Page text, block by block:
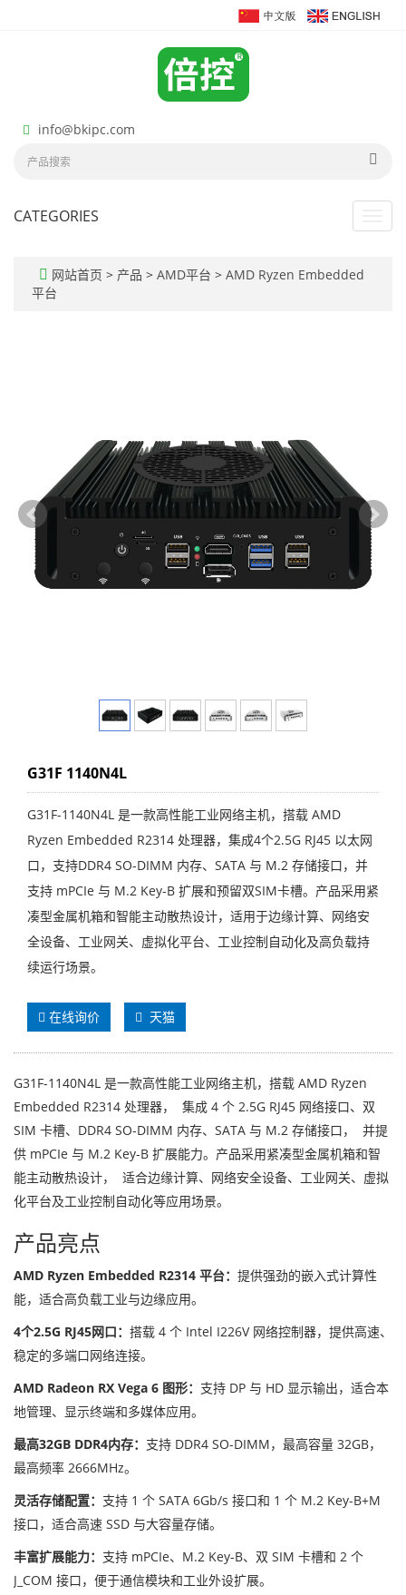
info@bkipc.com
CATEGORIES
网站首页 > 产品 > AMD平台 > AMD Ryzen Embedded
平台
G31F 1140N4L
G31F-1140N4L 是一款高性能工业网络主机，搭载 AMD
Ryzen Embedded R2314 处理器，集成4个2.5G RJ45 以太网
口，支持DDR4 SO-DIMM 内存、SATA 与 M.2 存储接口，并
支持 mPCIe 与 M.2 Key-B 扩展和预留双SIM卡槽。产品采用紧
凑型金属机箱和智能主动散热设计，适用于边缘计算、网络安
全设备、工业网关、虚拟化平台、工业控制自动化及高负载持
续运行场景。
在线询价 天猫
G31F-1140N4L 是一款高性能工业网络主机，搭载 AMD Ryzen
Embedded R2314 处理器， 集成 4 个 2.5G RJ45 网络接口、双
SIM 卡槽、DDR4 SO-DIMM 内存、SATA 与 M.2 存储接口， 并提
供 mPCIe 与 M.2 Key-B 扩展能力。产品采用紧凑型金属机箱和智
能主动散热设计， 适合边缘计算、网络安全设备、工业网关、虚拟
化平台及工业控制自动化等应用场景。
产品亮点
AMD Ryzen Embedded R2314 平台： 提供强劲的嵌入式计算性
能，适合高负载工业与边缘应用。
4个2.5G RJ45网口： 搭载 4 个 Intel I226V 网络控制器，提供高速、
稳定的多端口网络连接。
AMD Radeon RX Vega 6 图形： 支持 DP 与 HD 显示输出，适合本
地管理、显示终端和多媒体应用。
最高32GB DDR4内存： 支持 DDR4 SO-DIMM，最高容量 32GB，
最高频率 2666MHz。
灵活存储配置： 支持 1 个 SATA 6Gb/s 接口和 1 个 M.2 Key-B+M
接口，适合高速 SSD 与大容量存储。
丰富扩展能力： 支持 mPCIe、M.2 Key-B、双 SIM 卡槽和 2 个
J_COM 接口，便于通信模块和工业外设扩展。